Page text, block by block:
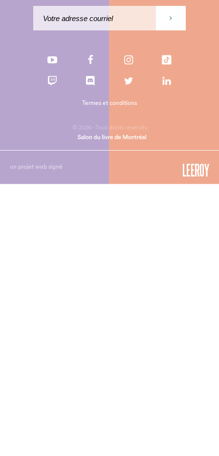
© 2026 - Tous droits réservés
Termes et conditions
un projet web signé